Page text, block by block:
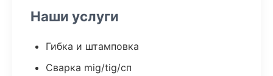
Наши услуги
Гибка и штамповка
Сварка mig/tig/сп